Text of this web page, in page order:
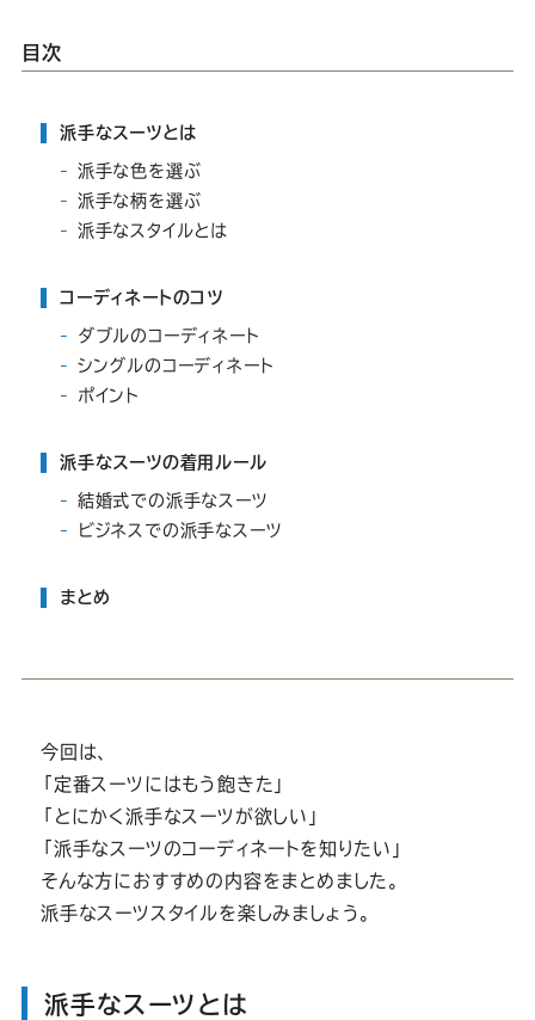
目次
派手なスーツとは
派手な色を選ぶ
派手な柄を選ぶ
派手なスタイルとは
コーディネートのコツ
ダブルのコーディネート
シングルのコーディネート
ポイント
派手なスーツの着用ルール
結婚式での派手なスーツ
ビジネスでの派手なスーツ
まとめ
今回は、
「定番スーツにはもう飽きた」
「とにかく派手なスーツが欲しい」
「派手なスーツのコーディネートを知りたい」
そんな方におすすめの内容をまとめました。
派手なスーツスタイルを楽しみましょう。
派手なスーツとは